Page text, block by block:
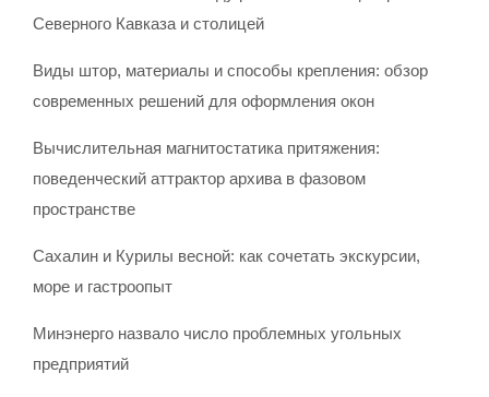
Северного Кавказа и столицей
Виды штор, материалы и способы крепления: обзор
современных решений для оформления окон
Вычислительная магнитостатика притяжения:
поведенческий аттрактор архива в фазовом
пространстве
Сахалин и Курилы весной: как сочетать экскурсии,
море и гастроопыт
Минэнерго назвало число проблемных угольных
предприятий